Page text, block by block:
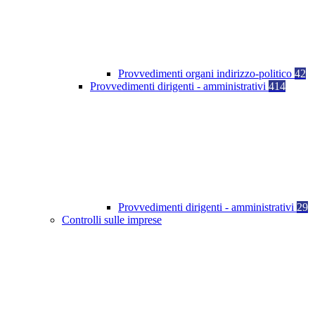
Provvedimenti organi indirizzo-politico 42
Provvedimenti dirigenti - amministrativi 414
Provvedimenti dirigenti - amministrativi 29
Controlli sulle imprese